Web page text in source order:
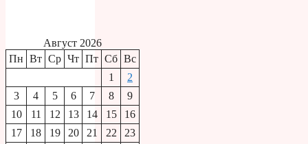
Август 2026
Пн Вт Ср Чт Пт Сб Вс
1
2
3
4 5 6 7 8
9
10
11 12 13 14 15
16
17
18 19 20 21 22
23